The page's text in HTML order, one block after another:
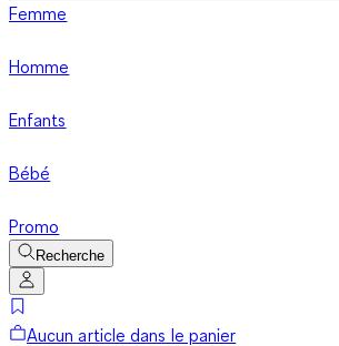
Femme
Homme
Enfants
Bébé
Promo
Recherche
Aucun article dans le panier